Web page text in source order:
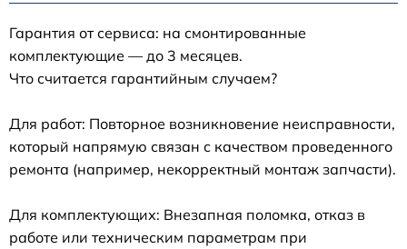
Гарантия от сервиса: на смонтированные
комплектующие — до 3 месяцев.
Что считается гарантийным случаем?
Для работ: Повторное возникновение неисправности,
который напрямую связан с качеством проведенного
ремонта (например, некорректный монтаж запчасти).
Для комплектующих: Внезапная поломка, отказ в
работе или техническим параметрам при